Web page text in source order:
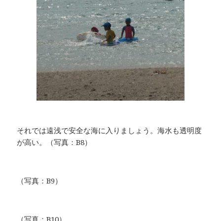
それでは遠浅で安全な海に入りましょう。海水も透明度
が高い。（写真：B8）
（写真：B9）